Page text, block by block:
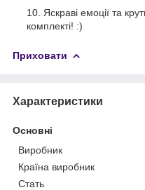
Яскраві емоції та
комплекті! :)
Приховати
Характеристики
Основні
Виробник
Країна виробник
Стать